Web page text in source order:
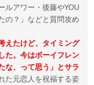
ルアワー・後藤やYOU
の？」などと質問攻め
えたけど、タイミング
た。今はボーイフレン
な、って思う」とサラ
た元恋人を祝福する姿